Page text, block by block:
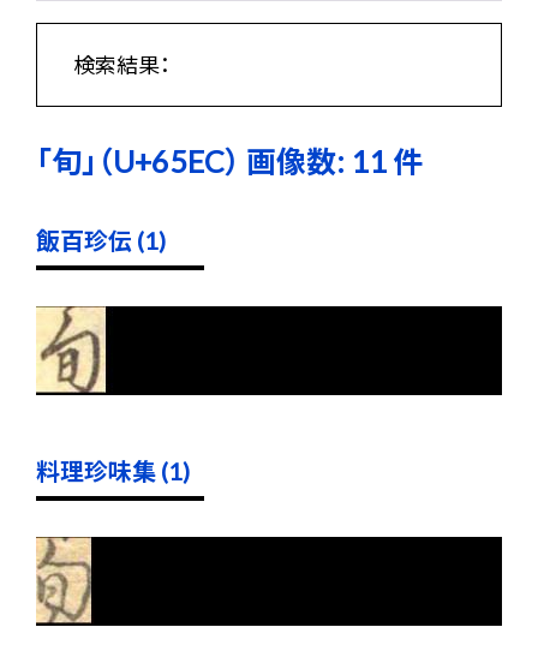
検索結果：
「旬」（U+65EC） 画像数: 11 件
飯百珍伝 (1)
料理珍味集 (1)